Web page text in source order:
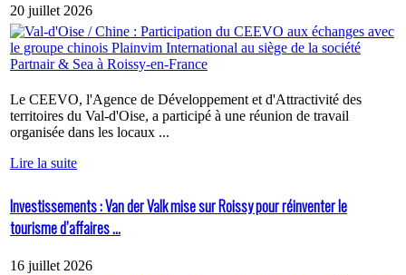
20 juillet 2026
Le CEEVO, l'Agence de Développement et d'Attractivité des
territoires du Val-d'Oise, a participé à une réunion de travail
organisée dans les locaux ...
Lire la suite
Investissements : Van der Valk mise sur Roissy pour réinventer le
tourisme d’affaires ...
16 juillet 2026